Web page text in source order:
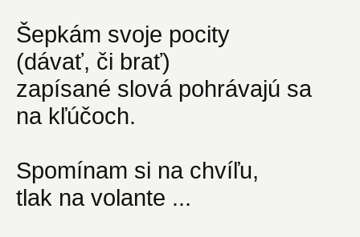
Šepkám svoje pocity
(dávať, či brať)
zapísané slová pohrávajú sa
na kľúčoch.
Spomínam si na chvíľu,
tlak na volante ...